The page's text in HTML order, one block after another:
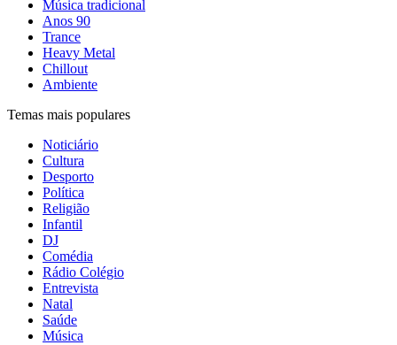
Música tradicional
Anos 90
Trance
Heavy Metal
Chillout
Ambiente
Temas mais populares
Noticiário
Cultura
Desporto
Política
Religião
Infantil
DJ
Comédia
Rádio Colégio
Entrevista
Natal
Saúde
Música